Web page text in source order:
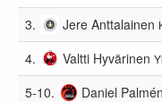
3. Jere Anttalainen
4. Valtti Hyvärinen
5-10. Daniel Palmén